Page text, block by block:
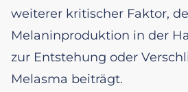
weiterer kritischer Faktor,
Melaninproduktion in der
zur Entstehung oder
Melasma beiträgt.